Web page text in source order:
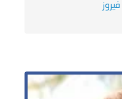
فيروز